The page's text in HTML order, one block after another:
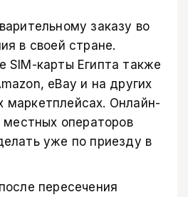
заказу во
в своей стране.
SIM-карты Египта также
eBay и на других
Онлайн-
местных операторов
уже по приезду в
пересечения